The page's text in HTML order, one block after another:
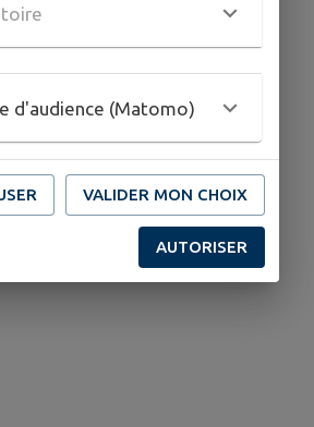
pro-des-sources.com
des-sources.com/reseau-pro-...
d'audience (Matomo)
VALIDER MON CHOIX
AUTORISER